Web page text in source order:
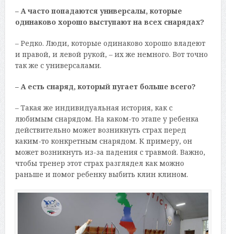
– А часто попадаются универсалы, которые
одинаково хорошо выступают на всех снарядах?
– Редко. Люди, которые одинаково хорошо владеют
и правой, и левой рукой, – их же немного. Вот точно
так же с универсалами.
– А есть снаряд, который пугает больше всего?
– Такая же индивидуальная история, как с
любимым снарядом. На каком-то этапе у ребенка
действительно может возникнуть страх перед
каким-то конкретным снарядом. К примеру, он
может возникнуть из-за падения с травмой. Важно,
чтобы тренер этот страх разглядел как можно
раньше и помог ребенку выбить клин клином.